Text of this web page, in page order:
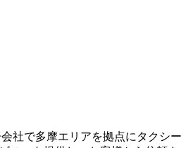
社で多摩エリアを拠点にタクシ